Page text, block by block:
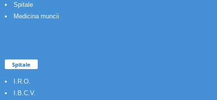
Spitale
Medicina muncii
Spitale
I.R.O.
I.B.C.V.